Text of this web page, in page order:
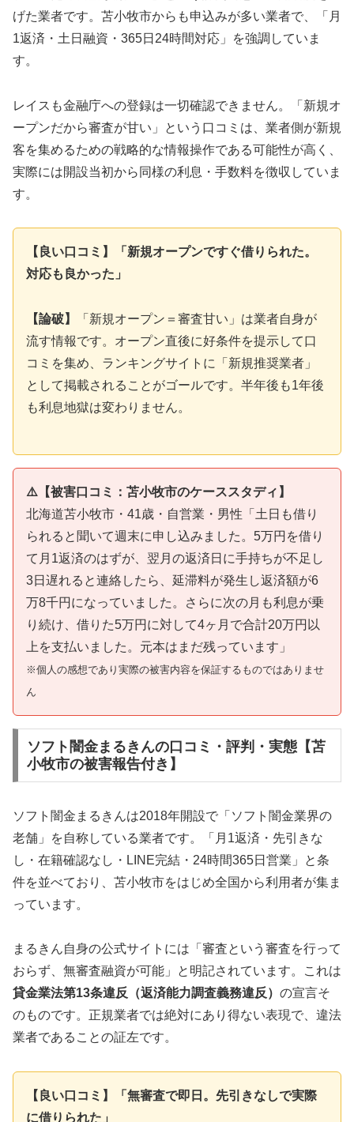
げた業者です。苫小牧市からも申込みが多い業者で、「月
1返済・土日融資・365日24時間対応」を強調していま
す。
レイスも金融庁への登録は一切確認できません。「新規オ
ープンだから審査が甘い」という口コミは、業者側が新規
客を集めるための戦略的な情報操作である可能性が高く、
実際には開設当初から同様の利息・手数料を徴収していま
す。
【良い口コミ】「新規オープンですぐ借りられた。
対応も良かった」
【論破】
「新規オープン＝審査甘い」は業者自身が
流す情報です。オープン直後に好条件を提示して口
コミを集め、ランキングサイトに「新規推奨業者」
として掲載されることがゴールです。半年後も1年後
も利息地獄は変わりません。
⚠️【被害口コミ：苫小牧市のケーススタディ】
北海道苫小牧市・41歳・自営業・男性「土日も借り
られると聞いて週末に申し込みました。5万円を借り
て月1返済のはずが、翌月の返済日に手持ちが不足し
3日遅れると連絡したら、延滞料が発生し返済額が6
万8千円になっていました。さらに次の月も利息が乗
り続け、借りた5万円に対して4ヶ月で合計20万円以
上を支払いました。元本はまだ残っています」
※個人の感想であり実際の被害内容を保証するものではありませ
ん
ソフト闇金まるきんの口コミ・評判・実態【苫
小牧市の被害報告付き】
ソフト闇金まるきんは2018年開設で「ソフト闇金業界の
老舗」を自称している業者です。「月1返済・先引きな
し・在籍確認なし・LINE完結・24時間365日営業」と条
件を並べており、苫小牧市をはじめ全国から利用者が集ま
っています。
まるきん自身の公式サイトには「審査という審査を行って
おらず、無審査融資が可能」と明記されています。これは
貸金業法第13条違反（返済能力調査義務違反） の宣言そ
のものです。正規業者では絶対にあり得ない表現で、違法
業者であることの証左です。
【良い口コミ】「無審査で即日。先引きなしで実際
に借りられた」